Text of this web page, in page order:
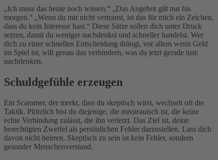
„Ich muss das heute noch wissen.“ „Das Angebot gilt nur bis
morgen.“ „Wenn du mir nicht vertraust, ist das für mich ein Zeichen,
dass du kein Interesse hast.“ Diese Sätze sollen dich unter Druck
setzen, damit du weniger nachdenkst und schneller handelst. Wer
dich zu einer schnellen Entscheidung drängt, vor allem wenn Geld
im Spiel ist, will genau das verhindern, was du jetzt gerade tust:
nachdenken.
Schuldgefühle erzeugen
Ein Scammer, der merkt, dass du skeptisch wirst, wechselt oft die
Taktik. Plötzlich bist du diejenige, die misstrauisch ist, die keine
echte Verbindung zulässt, die ihn verletzt. Das Ziel ist, deine
berechtigten Zweifel als persönlichen Fehler darzustellen. Lass dich
davon nicht beirren. Skeptisch zu sein ist kein Fehler, sondern
gesunder Menschenverstand.